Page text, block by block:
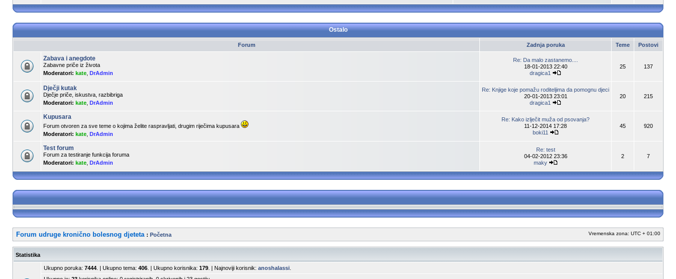
Ostalo
Forum Zadnja poruka Teme Postovi
Zabava i anegdote
Zabavne priče iz života
Moderatori: kate DrAdmin
Re: Da malo zastanemo....
18-01-2013 22:40
dragica1
25 137
Dječji kutak
Dječje priče, iskustva, razbibriga
Moderatori: kate DrAdmin
Re: Knjige koje pomažu roditeljima da pomognu djeci
20-01-2013 23:01
dragica1
20 215
Kupusara
Forum otvoren za sve teme o kojima želite raspravljati, drugim riječima kupusara
Moderatori: kate DrAdmin
Re: Kako izlječit muža od psovanja?
11-12-2014 17:28
boki11
45 920
Test forum
Forum za testiranje funkcija foruma
Moderatori: kate DrAdmin
Re: test
04-02-2012 23:36
maky
2 7
Forum udruge kronično bolesnog djeteta : Početna Vremenska zona: UTC + 01:00
Statistika
Ukupno poruka: 7444 . | Ukupno tema: 406 . | Ukupno korisnika: 179 . | Najnoviji korisnik: anoshalassi